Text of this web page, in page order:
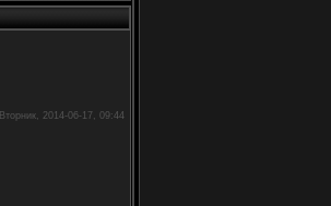
Вторник, 2014-06-17, 09:44